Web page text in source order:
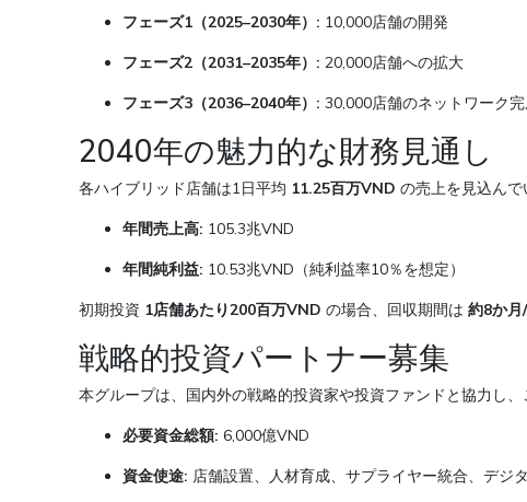
フェーズ1（2025–2030年）: 10,000店舗の開発
フェーズ2（2031–2035年）: 20,000店舗への拡大
フェーズ3（2036–2040年）: 30,000店舗のネットワーク
2040年の魅力的な財務見通し
各ハイブリッド店舗は1日平均 11.25百万VND の売上を見込ん
年間売上高: 105.3兆VND
年間純利益: 10.53兆VND（純利益率10％を想定）
初期投資 1店舗あたり200百万VND の場合、回収期間は 約8か月
戦略的投資パートナー募集
本グループは、国内外の戦略的投資家や投資ファンドと協力し、
必要資金総額: 6,000億VND
資金使途: 店舗設置、人材育成、サプライヤー統合、デジ